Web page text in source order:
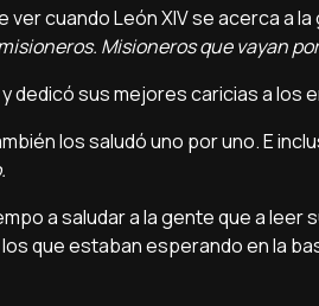
ver cuando León XIV se acerca a
Misioneros que vayan
dedicó sus mejores caricias a los
los saludó uno por uno. E
a saludar a la gente que a
que estaban esperando en la